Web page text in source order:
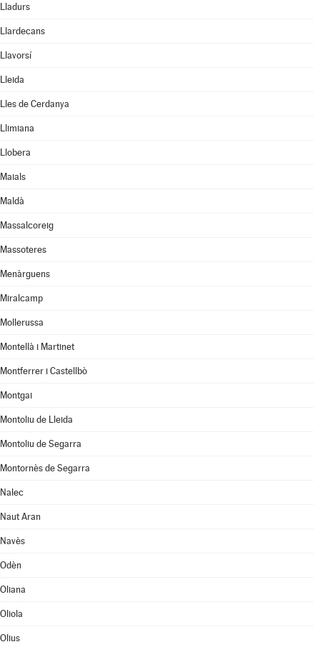
Lladurs
Llardecans
Llavorsí
Lleida
Lles de Cerdanya
Llimiana
Llobera
Maials
Maldà
Massalcoreig
Massoteres
Menàrguens
Miralcamp
Mollerussa
Montellà i Martinet
Montferrer i Castellbò
Montgai
Montoliu de Lleida
Montoliu de Segarra
Montornès de Segarra
Nalec
Naut Aran
Navès
Odèn
Oliana
Oliola
Olius